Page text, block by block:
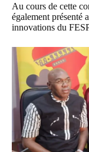
Au cours de cette
également présenté
innovations du